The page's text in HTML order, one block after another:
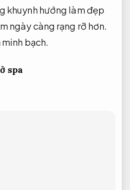
khuynh hướng làm đẹp
ngày càng rạng rỡ hơn.
bạch.
spa